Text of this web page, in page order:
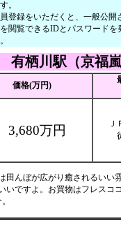
。
登録をいただくと、一般公開
閲覧できるIDとパスワードを
有栖川駅（京福
価格(万円)
3,680万円
田んぼが広がり癒されるいい
いですよ。お買物はフレスコ